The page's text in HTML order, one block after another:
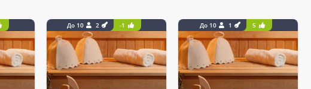
До 10 2 -1 До 10 1 5